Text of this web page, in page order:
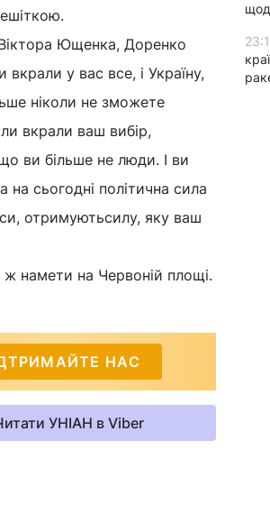
Ющенка, Доренко
у вас все, і Україну,
ніколи не зможете
вкрали ваш вибір,
ви більше не люди. І ви
сьогодні політична сила
отримуютьсилу, яку ваш
намети на Червоній площі.
НАС
УНІАН в Viber